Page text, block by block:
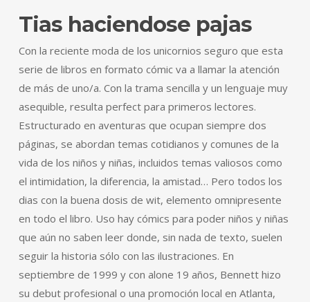
Tias haciendose pajas
Con la reciente moda de los unicornios seguro que esta
serie de libros en formato cómic va a llamar la atención
de más de uno/a. Con la trama sencilla y un lenguaje muy
asequible, resulta perfect para primeros lectores.
Estructurado en aventuras que ocupan siempre dos
páginas, se abordan temas cotidianos y comunes de la
vida de los niños y niñas, incluidos temas valiosos como
el intimidation, la diferencia, la amistad… Pero todos los
dias con la buena dosis de wit, elemento omnipresente
en todo el libro. Uso hay cómics para poder niños y niñas
que aún no saben leer donde, sin nada de texto, suelen
seguir la historia sólo con las ilustraciones. En
septiembre de 1999 y con alone 19 años, Bennett hizo
su debut profesional o una promoción local en Atlanta,